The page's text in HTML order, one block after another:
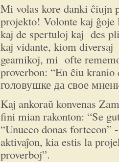
Mi volas kore danki ĉiujn
projekto! Volonte kaj ĝoje
kaj de spertuloj kaj des
kaj vidante, kiom diversaj
geamikoj, mi ofte
proverbon: “En ĉiu
головушке да свое
Kaj ankoraŭ konvenas
fini mian rakonton: “Se
“Unueco donas
aktivaĵon, kia estis la
proverboj”.